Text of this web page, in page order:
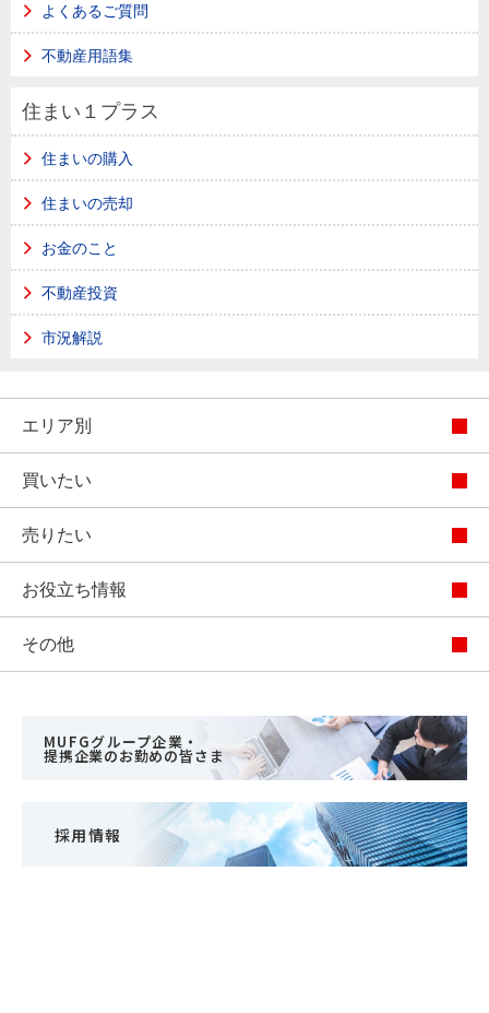
よくあるご質問
不動産用語集
住まい１プラス
住まいの購入
住まいの売却
お金のこと
不動産投資
市況解説
エリア別
買いたい
売りたい
お役立ち情報
その他
MUFGグループ企業・
提携企業のお勤めの皆さま
採用情報